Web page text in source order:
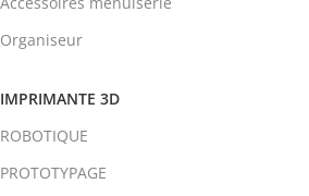
Organiseur
IMPRIMANTE 3D
ROBOTIQUE
PROTOTYPAGE